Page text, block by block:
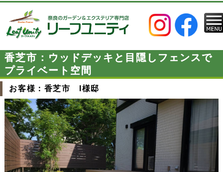
香芝市：ウッドデッキと目隠しフェンスで
プライベート空間
お客様：香芝市 I様邸